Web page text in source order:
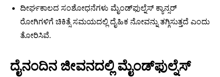
ದೀರ್ಘಕಾಲದ ಸಂಶೋಧನೆಗಳು ಮೈಂಡ್‍ಫುಲ್ನೆಸ್ ಕ್ಯಾನ್ಸರ್
ರೋಗಿಗಳಿಗೆ ಚಿಕಿತ್ಸೆ ಸಮಯದಲ್ಲಿ ದೈಹಿಕ ನೋವನ್ನು ತಗ್ಗಿಸುತ್ತದೆ ಎಂದು
ತೋರಿಸಿವೆ.
ದೈನಂದಿನ ಜೀವನದಲ್ಲಿ ಮೈಂಡ್‍ಫುಲ್ನೆಸ್